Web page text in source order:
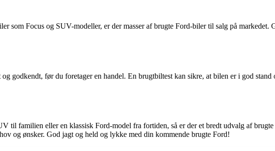
som Focus og SUV-modeller, er der masser af brugte Ford-biler til salg på
godkendt, før du foretager en handel. En brugtbiltest kan sikre, at bilen er i god
til familien eller en klassisk Ford-model fra fortiden, så er der et bredt udvalg af
og ønsker. God jagt og held og lykke med din kommende brugte Ford!